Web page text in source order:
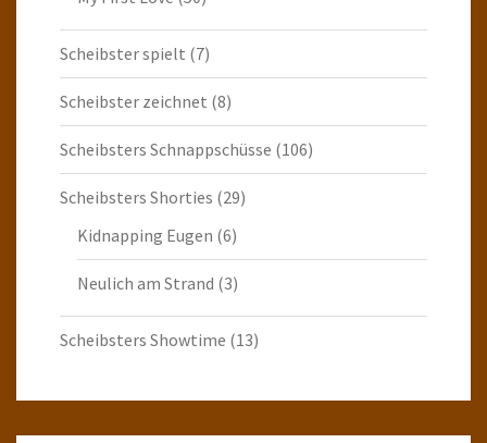
Scheibster spielt (7)
Scheibster zeichnet (8)
Scheibsters Schnappschüsse (106)
Scheibsters Shorties (29)
Kidnapping Eugen (6)
Neulich am Strand (3)
Scheibsters Showtime (13)